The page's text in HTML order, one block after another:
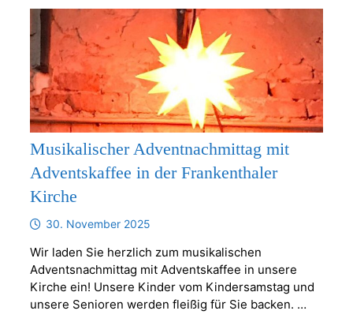
KRAFTSDORF
AB
1.1.2026
Musikalischer Adventnachmittag mit
Adventskaffee in der Frankenthaler
Kirche
30. November 2025
Wir laden Sie herzlich zum musikalischen
Adventsnachmittag mit Adventskaffee in unsere
Kirche ein! Unsere Kinder vom Kindersamstag und
unsere Senioren werden fleißig für Sie backen. …